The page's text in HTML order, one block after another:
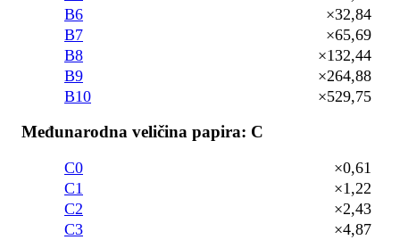
B6
×32,84
B7
×65,69
B8
×132,44
B9
×264,88
B10
×529,75
Međunarodna veličina papira: C
C0
×0,61
C1
×1,22
C2
×2,43
C3
×4,87